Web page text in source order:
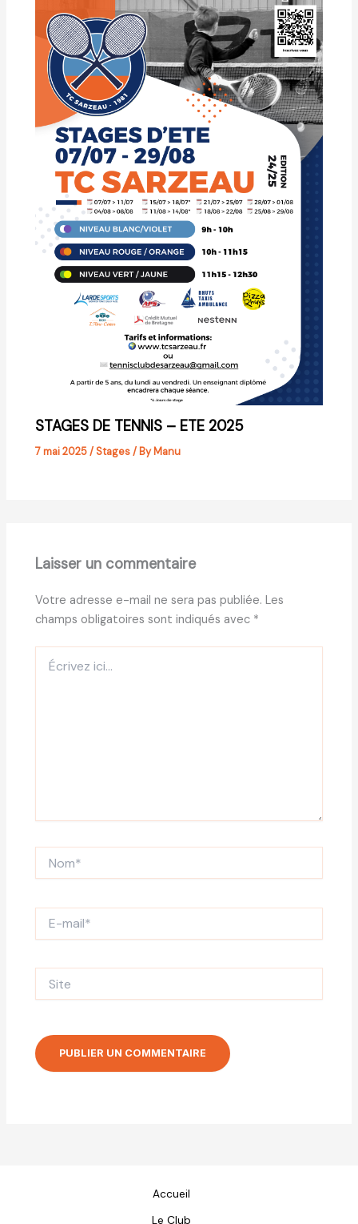
STAGES DE TENNIS – ETE 2025
7 mai 2025/ Stages/ ByManu
Laisser un commentaire
Votre adresse e-mail ne sera pas publiée. Les
champs obligatoires sont indiqués avec *
ici…
mail*
Accueil
Le Club